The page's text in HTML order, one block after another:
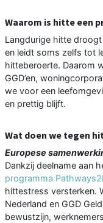
Waarom is hitte een
Langdurige hitte
en leidt soms zelfs tot
hitteberoerte. Daarom
GGD’en,
we voor een
en prettig blijft.
Wat doen we tegen
Europese
Dankzij deelname aan
programma
hittestress versterken.
Nederland en GGD
bewustzijn,